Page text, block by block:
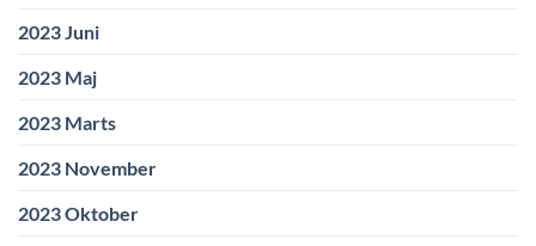
2023 Juni
2023 Maj
2023 Marts
2023 November
2023 Oktober